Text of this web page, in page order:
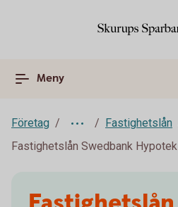
Meny
Företag
Fastighetslån
Fastighetslån Swedbank Hypotek